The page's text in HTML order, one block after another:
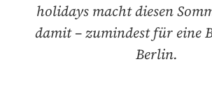
holidays macht diesen
damit – zumindest für eine
Berlin.